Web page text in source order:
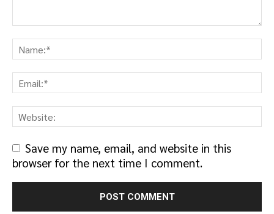
Save my name, email, and website in this
browser for the next time I comment.